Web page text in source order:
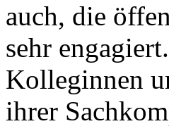
auch, die
sehr
Kolleginnen
ihrer